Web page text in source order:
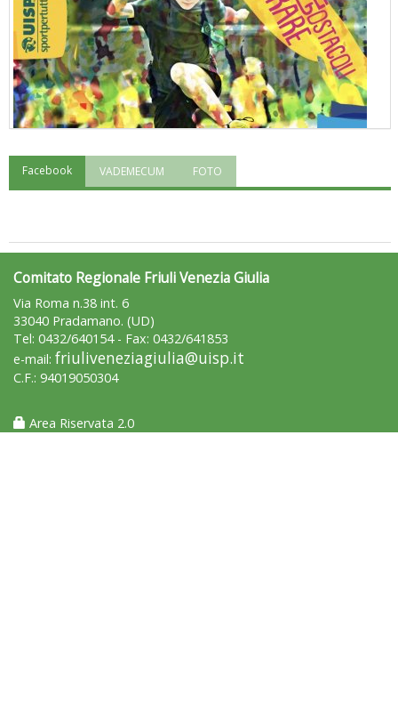
"Superare gli ostacoli": la relazione di Tiziano Pesce al CN Uisp
Luglio 2026: "Pensando con i piedi, si possono fare le
rivoluzioni"
Facebook VADEMECUM FOTO
Comitato Regionale Friuli Venezia Giulia
Via Roma n.38 int. 6
33040 Pradamano. (UD)
Tel: 0432/640154 - Fax: 0432/641853
e-mail: friuliveneziagiulia@uisp.it
C.F.: 94019050304
Area Riservata 2.0